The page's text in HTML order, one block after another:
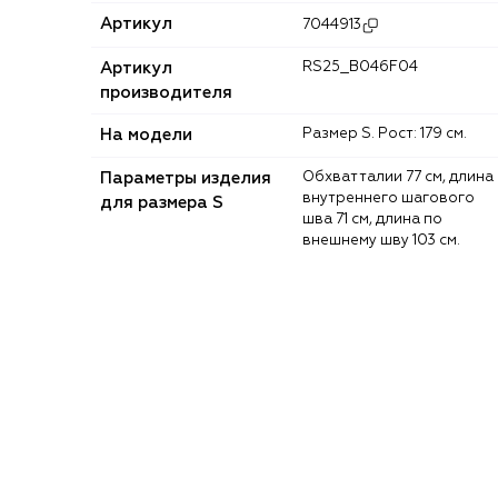
Артикул 7044913
Артикул
производителя
RS25_B046F04
На модели Размер S. Рост: 179 см.
Параметры изделия
для размера S
Обхват талии 77 см, длина
внутреннего шагового
шва 71 см, длина по
внешнему шву 103 см.